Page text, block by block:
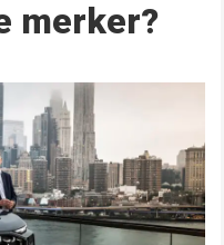
merker?